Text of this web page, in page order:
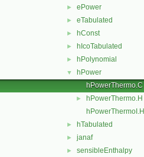
► ePower
► eTabulated
► hConst
► hIcoTabulated
► hPolynomial
▼
hPower
hPowerThermo.C
►
hPowerThermo.H
hPowerThermoI.H
► hTabulated
► janaf
► sensibleEnthalpy